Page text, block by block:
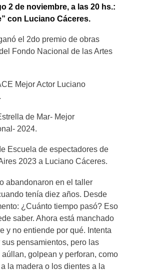
2 de noviembre, a las 20 hs.:
con Luciano Cáceres.
el 2do premio de obras
Fondo Nacional de las Artes
Mejor Actor Luciano
de Mar- Mejor
2024.
Escuela de espectadores de
2023 a Luciano Cáceres.
abandonaron en el taller
tenía diez años. Desde
¿Cuánto tiempo pasó? Eso
saber. Ahora está manchado
y no entiende por qué. Intenta
sus pensamientos, pero las
aúllan, golpean y perforan, como
la madera o los dientes a la